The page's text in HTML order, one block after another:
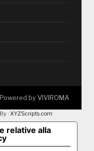
byVIVIROMA
: XYZScripts.com
relative alla